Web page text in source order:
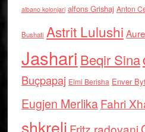
albano kolonjari alfons Grishaj Anton
Bushati Astrit Lulushi
Jashari Beqir Sina
Buçpapaj Elmi Berisha Enver
Eugjen MerlikaFahri
shkreli Fritz radovani